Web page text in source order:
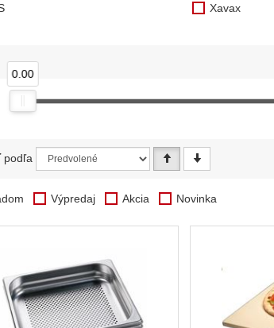
Xavax
0.00
podľa
Výpredaj Akcia Novinka